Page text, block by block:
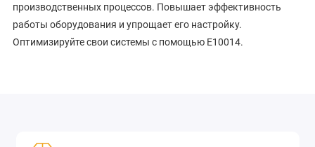
производственных процессов. Повышает эффективность
работы оборудования и упрощает его настройку.
Оптимизируйте свои системы с помощью E10014.